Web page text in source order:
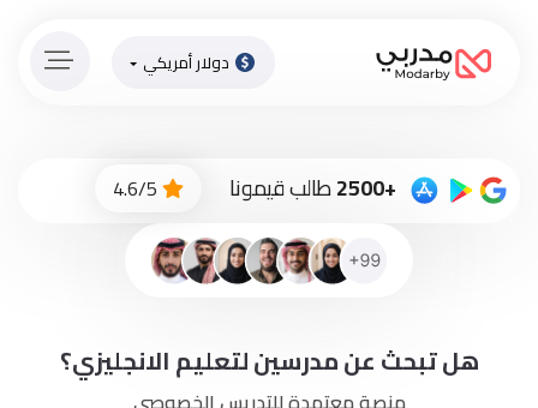
الاّن
دولار أمريكي
+2500 طالب قيمونا 4.6/5
هل تبحث عن مدرسين لتعليم الانجليزي؟